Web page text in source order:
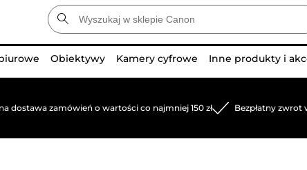
Obiektywy Kamery cyfrowe Inne produkty i
dostawa zamówień o wartości co najmniej 150 zł Bezpłatny zwrot